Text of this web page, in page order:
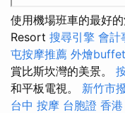
使用機場班車的最好
Resort 搜尋引擎 會計
屯按摩推薦 外燴buffet
賞比斯坎灣的美景。
和平板電視。 新竹市
台中 按摩 台胞證 香港